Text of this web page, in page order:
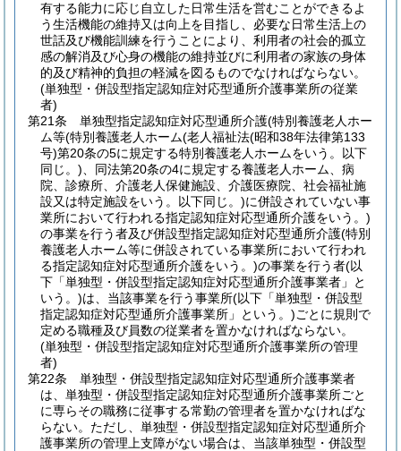
有する能力に応じ自立した日常生活を営むことができるよ
う生活機能の維持又は向上を目指し、必要な日常生活上の
世話及び機能訓練を行うことにより、利用者の社会的孤立
感の解消及び心身の機能の維持並びに利用者の家族の身体
的及び精神的負担の軽減を図るものでなければならない。
(単独型・併設型指定認知症対応型通所介護事業所の従業
者)
第21条
単独型指定認知症対応型通所介護(特別養護老人ホー
ム等(特別養護老人ホーム(老人福祉法(昭和38年法律第133
号)第20条の5に規定する特別養護老人ホームをいう。以下
同じ。) 、同法第20条の4に規定する養護老人ホーム、病
院、診療所、介護老人保健施設、介護医療院、社会福祉施
設又は特定施設をいう。以下同じ。)に併設されていない事
業所において行われる指定認知症対応型通所介護をいう。)
の事業を行う者及び併設型指定認知症対応型通所介護(特別
養護老人ホーム等に併設されている事業所において行われ
る指定認知症対応型通所介護をいう。)の事業を行う者(以
下「単独型・併設型指定認知症対応型通所介護事業者」と
いう。)は、当該事業を行う事業所(以下「単独型・併設型
指定認知症対応型通所介護事業所」という。)ごとに規則で
定める職種及び員数の従業者を置かなければならない。
(単独型・併設型指定認知症対応型通所介護事業所の管理
者)
第22条
単独型・併設型指定認知症対応型通所介護事業者
は、単独型・併設型指定認知症対応型通所介護事業所ごと
に専らその職務に従事する常勤の管理者を置かなければな
らない。 ただし、単独型・併設型指定認知症対応型通所介
護事業所の管理上支障がない場合は、当該単独型・併設型